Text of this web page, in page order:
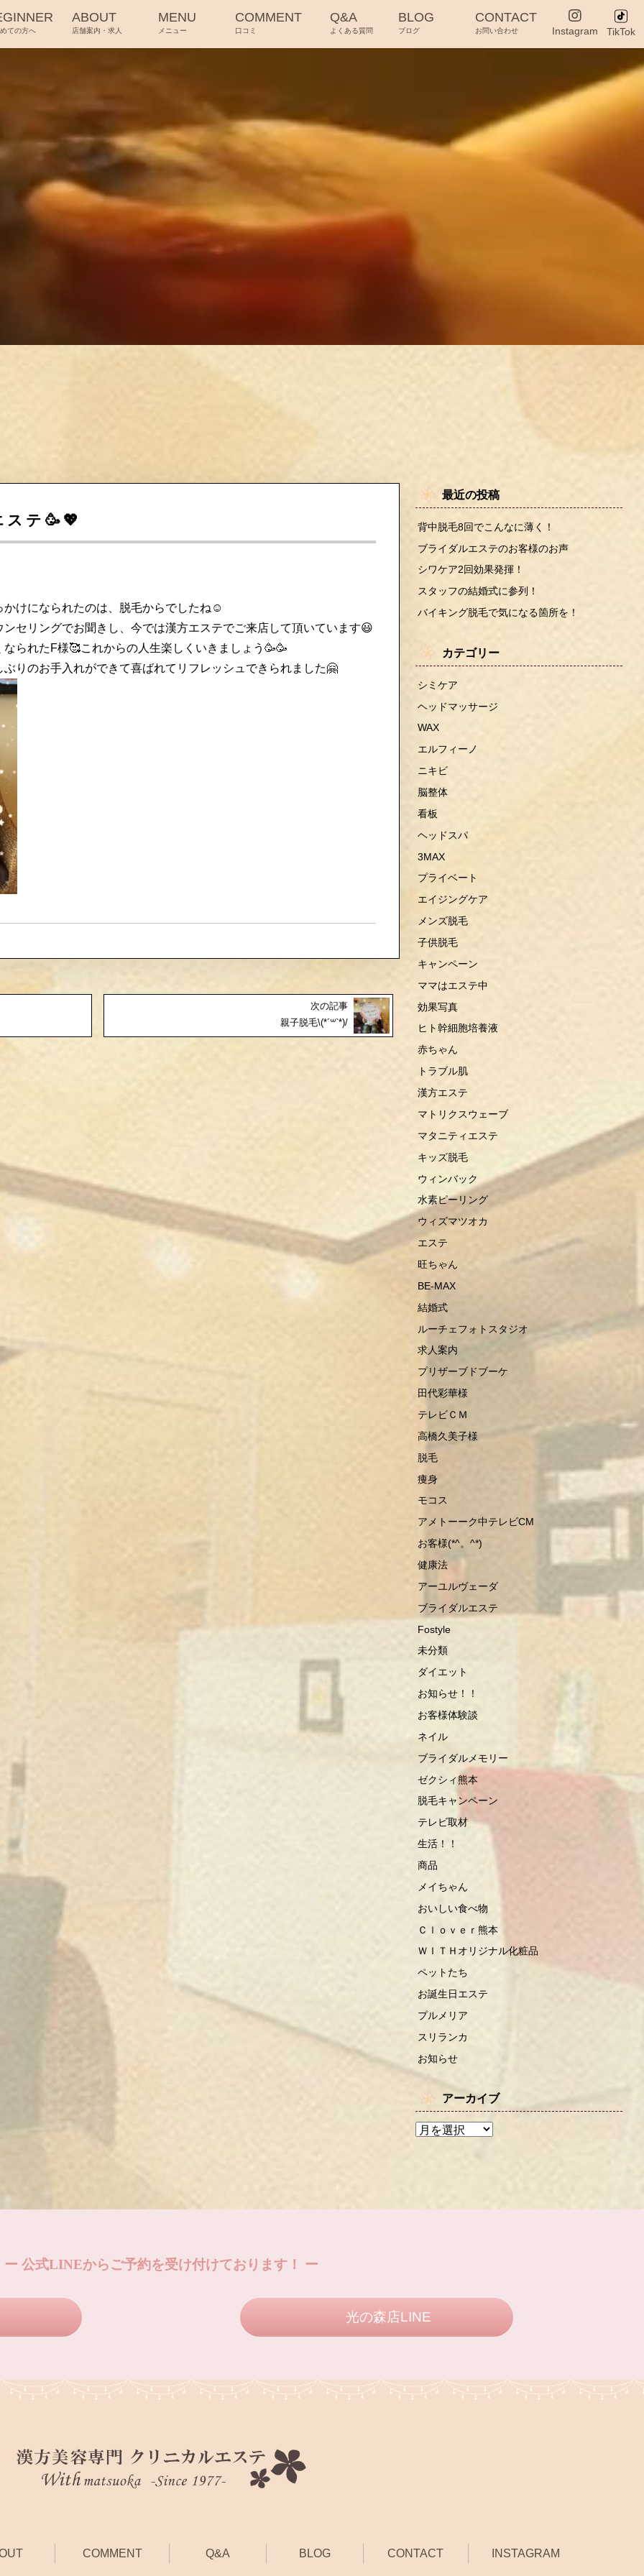
ての方へ
ABOUT
店舗案内・求人
MENU
メニュー
COMMENT
口コミ
Q&A
よくある質問
BLOG
ブログ
CONTACT
お問い合わせ Instagram TikTok
テ🥳💖
けになられたのは、脱毛からでしたね☺️
セリングでお聞きし、今では漢方エステでご来店して頂いています😃
られたF様🥰これからの人生楽しくいきましょう🥳🥳
りのお手入れができて喜ばれてリフレッシュできられました🤗
次の記事
親子脱毛\(*´꒳`*)/
最近の投稿
背中脱毛8回でこんなに薄く！
ブライダルエステのお客様のお声
シワケア2回効果発揮！
スタッフの結婚式に参列！
バイキング脱毛で気になる箇所を！
カテゴリー
シミケア
ヘッドマッサージ
WAX
エルフィーノ
ニキビ
脳整体
看板
ヘッドスパ
3MAX
プライベート
エイジングケア
メンズ脱毛
子供脱毛
キャンペーン
ママはエステ中
効果写真
ヒト幹細胞培養液
赤ちゃん
トラブル肌
漢方エステ
マトリクスウェーブ
マタニティエステ
キッズ脱毛
ウィンバック
水素ピーリング
ウィズマツオカ
エステ
旺ちゃん
BE-MAX
結婚式
ルーチェフォトスタジオ
求人案内
プリザーブドブーケ
田代彩華様
テレビＣＭ
高橋久美子様
脱毛
痩身
モコス
アメトーーク中テレビCM
お客様(*^。^*)
健康法
アーユルヴェーダ
ブライダルエステ
Fostyle
未分類
ダイエット
お知らせ！！
お客様体験談
ネイル
ブライダルメモリー
ゼクシィ熊本
脱毛キャンペーン
テレビ取材
生活！！
商品
メイちゃん
おいしい食べ物
Ｃｌｏｖｅｒ熊本
ＷＩＴＨオリジナル化粧品
ペットたち
お誕生日エステ
プルメリア
スリランカ
お知らせ
アーカイブ
ー 公式LINEからご予約を受け付けております！ ー
光の森店LINE
COMMENT Q&A BLOG CONTACT INSTAGRAM